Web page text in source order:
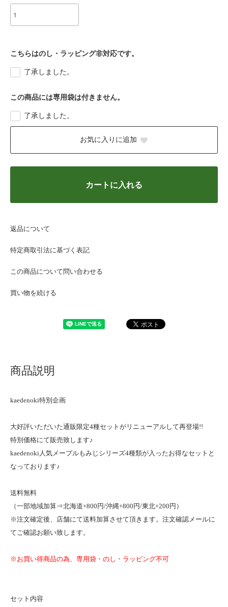
こちらはのし・ラッピング非対応です。
了承しました。
この商品には専用袋は付きません。
了承しました。
お気に入りに追加
カートに入れる
返品について
特定商取引法に基づく表記
この商品について問い合わせる
買い物を続ける
商品説明
kaedenoki特別企画
大好評いただいた通販限定4種セットがリニューアルして再登場!!
特別価格にて販売致します♪
kaedenoki人気メープルもみじシリーズ4種類が入ったお得なセットと
なっております♪
送料無料
（一部地域加算⇒北海道+800円/沖縄+800円/東北+200円）
※注文確定後、店舗にて送料加算させて頂きます。注文確認メールに
てご確認お願い致します。
※お買い得商品の為、専用袋・のし・ラッピング不可
セット内容